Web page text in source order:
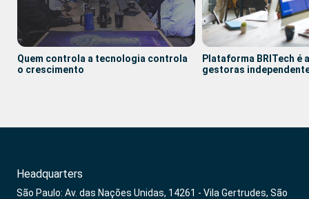
Quem controla a tecnologia controla
o crescimento
Plataforma BRITech é
gestoras
Headquarters
São Paulo: Av. das Nações Unidas, 14261 - Vila Gertrudes, São